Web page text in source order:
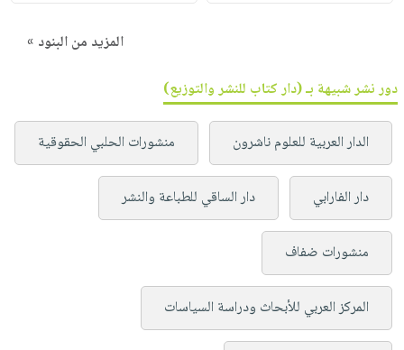
المزيد من البنود »
دور نشر شبيهة بـ (دار كتاب للنشر والتوزيع)
الدار العربية للعلوم ناشرون منشورات الحلبي الحقوقية
دار الفارابي دار الساقي للطباعة والنشر
منشورات ضفاف
المركز العربي للأبحاث ودراسة السياسات